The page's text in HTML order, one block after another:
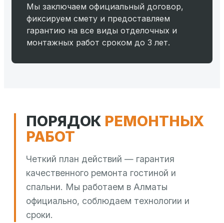
Мы заключаем официальный договор,
фиксируем смету и предоставляем
гарантию на все виды отделочных и
монтажных работ сроком до 3 лет.
ПОРЯДОК РЕМОНТНЫХ
РАБОТ
Четкий план действий — гарантия
качественного ремонта гостиной и
спальни. Мы работаем в Алматы
официально, соблюдаем технологии и
сроки.